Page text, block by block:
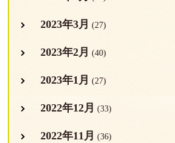
2023年3月 (27)
2023年2月 (40)
2023年1月 (27)
2022年12月 (33)
2022年11月 (36)